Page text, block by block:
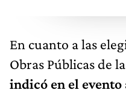
En cuanto a las
Obras Públicas de
indicó en el evento